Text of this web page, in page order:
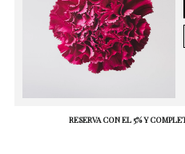
RESERVA CON EL 5% Y